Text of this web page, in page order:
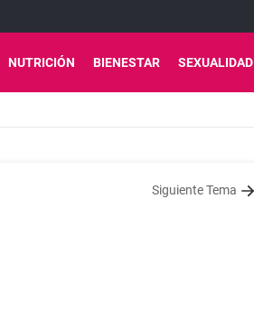
NUTRICIÓN BIENESTAR SEXUALIDAD
Siguiente Tema